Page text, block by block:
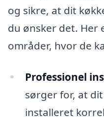
og sikre, at dit
du ønsker det. Her
områder, hvor de
Professionel
sørger for, at
installeret